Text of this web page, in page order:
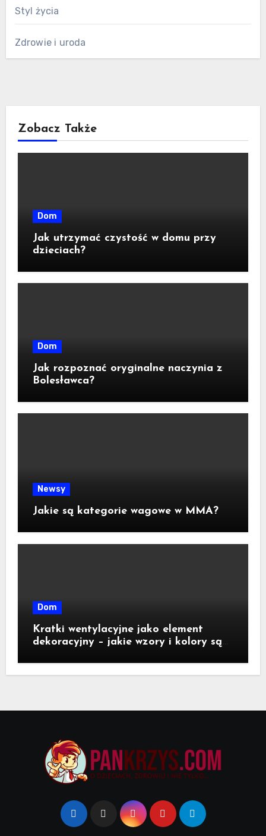
Styl życia
Zdrowie i uroda
Zobacz Także
Dom
Jak utrzymać czystość w domu przy
dzieciach?
Dom
Jak rozpoznać oryginalne naczynia z
Bolesławca?
Newsy
Jakie są kategorie wagowe w MMA?
Dom
Kratki wentylacyjne jako element
dekoracyjny – jakie wzory i kolory są